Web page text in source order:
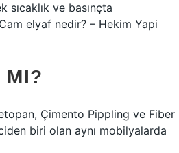
sıcaklık ve basınçta
elyaf nedir? – Hekim Yapi
MI?
Çimento Pippling ve Fiber
biri olan aynı mobilyalarda